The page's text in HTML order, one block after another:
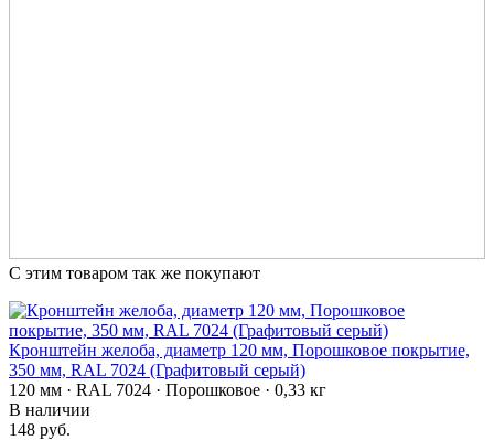
С этим товаром так же покупают
Кронштейн желоба, диаметр 120 мм, Порошковое покрытие,
350 мм, RAL 7024 (Графитовый серый)
120 мм · RAL 7024 · Порошковое · 0,33 кг
В наличии
148 руб.